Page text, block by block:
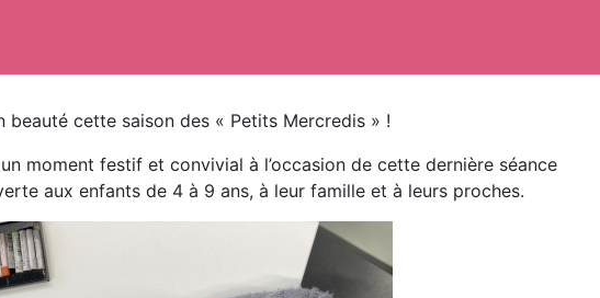
beauté cette saison des « Petits Mercredis » !
moment festif et convivial à l’occasion de cette dernière séance
aux enfants de 4 à 9 ans, à leur famille et à leurs proches.